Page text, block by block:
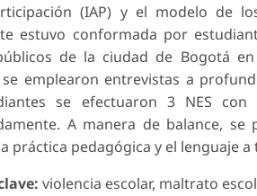
(IAP) y el modelo de
estuvo conformada por
de la ciudad de Bogotá
emplearon entrevistas a
se efectuaron 3 NES
A manera de balance,
práctica pedagógica y el lenguaje
violencia escolar, maltrato